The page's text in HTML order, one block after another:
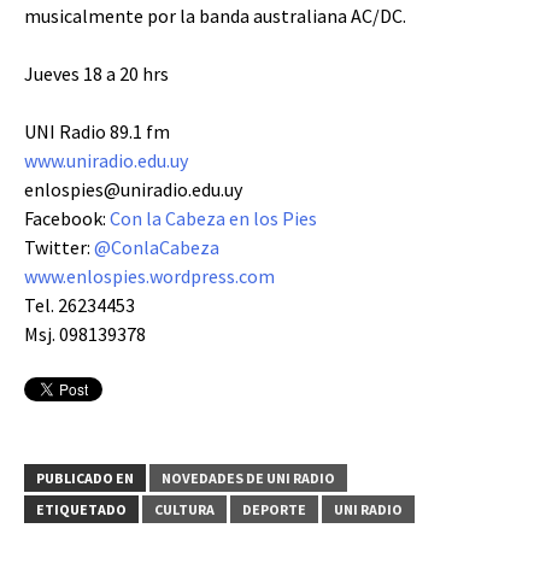
musicalmente por la banda australiana AC/DC.
Jueves 18 a 20 hrs
UNI Radio 89.1 fm
www.uniradio.edu.uy
enlospies@uniradio.edu.uy
Facebook: Con la Cabeza en los Pies
Twitter: @ConlaCabeza
www.enlospies.wordpress.com
Tel. 26234453
Msj. 098139378
PUBLICADO EN
NOVEDADES DE UNI RADIO
ETIQUETADO
CULTURA DEPORTE UNI RADIO